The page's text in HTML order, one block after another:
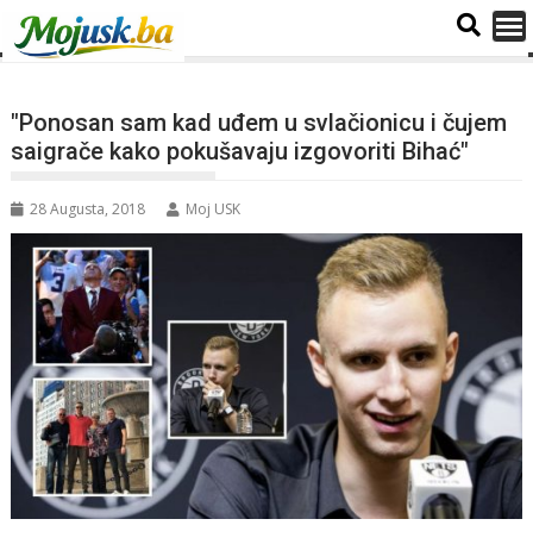
"Ponosan sam kad uđem u svlačionicu i čujem
saigrače kako pokušavaju izgovoriti Bihać"
28 Augusta, 2018 Moj USK